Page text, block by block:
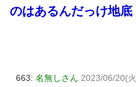
のはあるんだっけ地底
663: 名無しさん 2023/06/20(